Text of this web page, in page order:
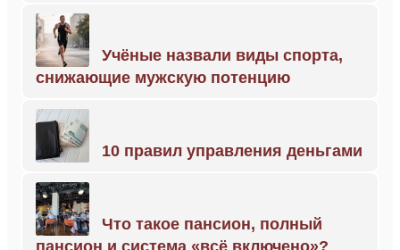
Учёные назвали виды спорта,
снижающие мужскую потенцию
10 правил управления деньгами
Что такое пансион, полный